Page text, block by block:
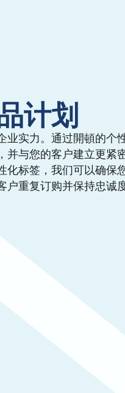
计划
业实力。通过開頓的个
并与您的客户建立更紧
化标签，我们可以确保
重复订购并保持忠诚度